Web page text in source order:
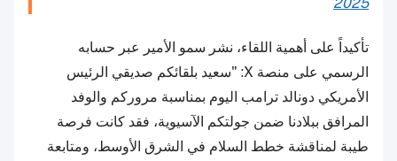
تأكيداً على أهمية اللقاء، نشر سمو الأمير عبر حسابه
الرسمي على منصة X: "سعيد بلقائكم صديقي الرئيس
الأمريكي دونالد ترامب اليوم بمناسبة مروركم والوفد
المرافق ببلادنا ضمن جولتكم الآسيوية، فقد كانت فرصة
طيبة لمناقشة خطط السلام في الشرق الأوسط، ومتابعة